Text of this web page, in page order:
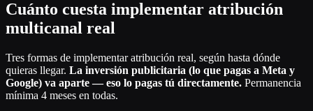
Cuánto cuesta implementar atribución
multicanal real
Tres formas de implementar atribución real, según hasta dónde
quieras llegar. La inversión publicitaria (lo que pagas a Meta y
Google) va aparte — eso lo pagas tú directamente. Permanencia
mínima 4 meses en todas.